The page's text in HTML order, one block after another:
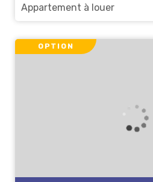
Appartement à louer
OPTION